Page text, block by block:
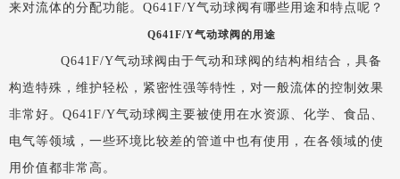
来对流体的分配功能。Q641F/Y气动球阀有哪些用途和特点呢？
Q641F/Y气动球阀的用途
Q641F/Y气动球阀由于气动和球阀的结构相结合，具备
构造特殊，维护轻松，紧密性强等特性，对一般流体的控制效果
非常好。Q641F/Y气动球阀主要被使用在水资源、化学、食品、
电气等领域，一些环境比较差的管道中也有使用，在各领域的使
用价值都非常高。